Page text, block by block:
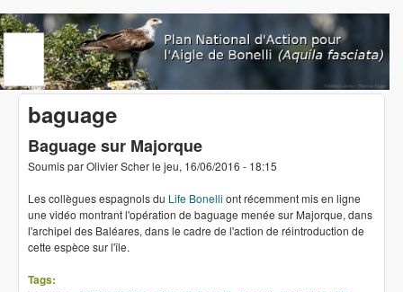
Aller au contenu principal
www.aigledebonelli.org
baguage
Baguage sur Majorque
Soumis parOlivier Scherle jeu, 16/06/2016 - 18:15
Les collègues espagnols du Life Bonelli ont récemment mis en ligne
une vidéo montrant l'opération de baguage menée sur Majorque, dans
l'archipel des Baléares, dans le cadre de l'action de réintroduction de
cette espèce sur l'île.
Tags: